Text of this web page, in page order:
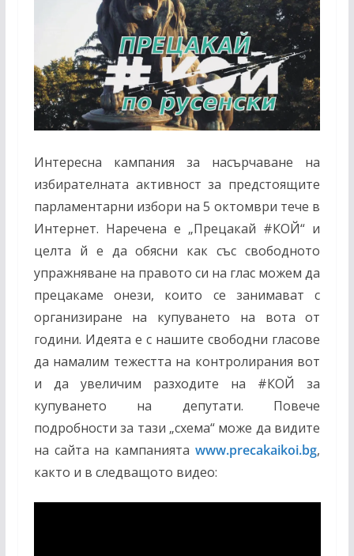
Интересна кампания за насърчаване на
избирателната активност за предстоящите
парламентарни избори на 5 октомври тече в
Интернет. Наречена е „Прецакай #КОЙ“ и
целта й е да обясни как със свободното
упражняване на правото си на глас можем да
прецакаме онези, които се занимават с
организиране на купуването на вота от
години. Идеята е с нашите свободни гласове
да намалим тежестта на контролирания вот
и да увеличим разходите на #КОЙ за
купуването на депутати. Повече
подробности за тази „схема“ може да видите
на сайта на кампаниятаwww.precakaikoi.bg,
както и в следващото видео: